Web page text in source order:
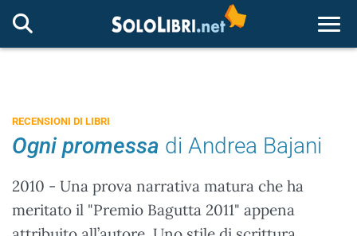
RECENSIONI DI LIBRI
Ogni promessa di Andrea Bajani
2010 - Una prova narrativa matura che ha
meritato il "Premio Bagutta 2011" appena